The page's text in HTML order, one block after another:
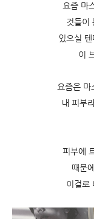
요즘 마
것들이
있으실
이
요즘은
내 피부
피부에
때문
이걸로